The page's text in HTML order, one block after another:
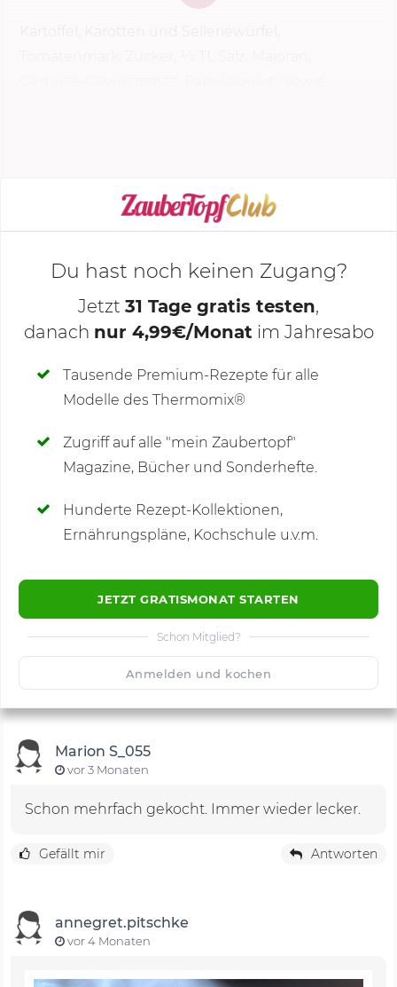
KOCHMODUS STARTEN
Deine Notizen
Du hast noch keinen Zugang?
Jetzt 31 Tage gratis testen,
danach nur 4,99€/Monat im Jahresabo
Tausende Premium-Rezepte für alle
Modelle des Thermomix®
Zugriff auf alle "mein Zaubertopf"
Magazine, Bücher und Sonderhefte.
Hunderte Rezept-Kollektionen,
Ernährungspläne, Kochschule u.v.m.
JETZT GRATISMONAT STARTEN
Schon Mitglied?
Anmelden und kochen
Kommentare(64)
🙂 1500 Speichern
Marion S_055
vor 3 Monaten
Schon mehrfach gekocht. Immer wieder lecker.
Gefällt mir Antworten
annegret.pitschke
vor 4 Monaten